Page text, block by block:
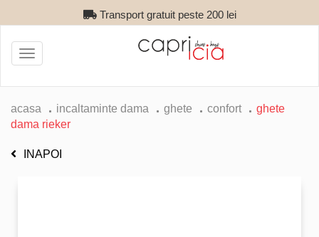
Transport gratuit peste 200 lei
Toggle
navigation
acasa incaltaminte dama ghete confort
ghete
dama rieker
INAPOI